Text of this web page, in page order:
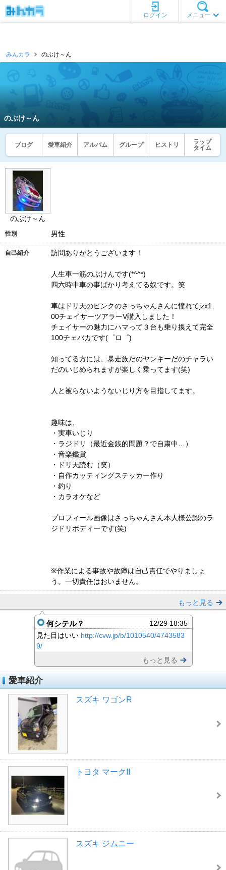
メニュー
ログイン
みんカラ のぶけ～ん
のぶけ～ん
ブログ 愛車紹介 アルバム グループ ヒストリ
ラップ
タイム
のぶけ～ん
性別 男性
自己紹介 訪問ありがとうございます！
人生車一筋のぶけんです(*^^*)
四六時中車の事ばかり考えてる奴です。笑
車はドリ天のピンクのさっちゃんさんに憧れてjzx1
00チェイサーツアラーV購入しました！
チェイサーの魅力にハマって３台も乗り換えて完全
100チェバカです(゜ロ゜)
知ってる方には、暴走族だのヤンキーだのチャラい
だのいじめられますが楽しく乗ってます(笑)
人と被らないようないじり方を目指してます。
趣味は、
・実車いじり
・ラジドリ（最近金銭的問題？で自粛中…）
・音楽鑑賞
・ドリ天読む（笑）
・自作カッティングステッカー作り
・釣り
・カラオケなど
プロフィール画像はさっちゃんさん本人様公認のラ
ジドリボディーです(笑)
※作業による事故や故障は自己責任でやりましょ
う。一切責任はおいません。
もっと見る
何シテル？
12/29 18:35
見た目はいい http://cvw.jp/b/1010540/4743583
9/
もっと見る
愛車紹介
スズキ ワゴンR
トヨタ マークII
スズキ ジムニー